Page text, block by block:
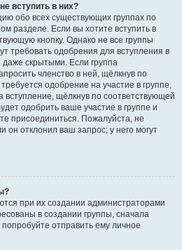
вступить в них?
обо всех существующих группах по
разделе. Если вы хотите вступить в
кнопку. Однако не все группы
требовать одобрения для вступления в
скрытыми. Если группа
членство в ней, щёлкнув по
одобрение на участие в группе,
вступление, щёлкнув по соответствующей
одобрить ваше участие в группе и
присоединиться. Пожалуйста, не
он отклонил ваш запрос; у него могут
при их создании администраторами
в создании группы, сначала
отправить ему личное